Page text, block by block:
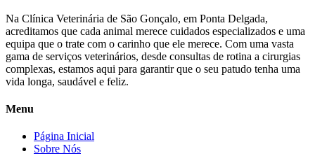
Na Clínica Veterinária de São Gonçalo, em Ponta Delgada,
acreditamos que cada animal merece cuidados especializados e uma
equipa que o trate com o carinho que ele merece. Com uma vasta
gama de serviços veterinários, desde consultas de rotina a cirurgias
complexas, estamos aqui para garantir que o seu patudo tenha uma
vida longa, saudável e feliz.
Menu
Página Inicial
Sobre Nós